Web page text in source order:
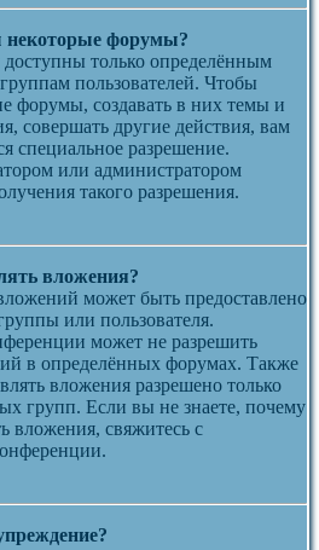
некоторые форумы?
только определённым
пользователей. Чтобы
форумы, создавать в них темы и
совершать другие действия, вам
специальное разрешение.
или администратором
такого разрешения.
вложения?
может быть предоставлено
или пользователя.
может не разрешить
в определённых форумах. Также
вложения разрешено только
групп. Если вы не знаете, почему
вложения, свяжитесь с